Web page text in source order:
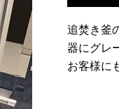
追焚き釜
器にグレ
お客様に